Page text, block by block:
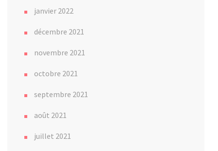
janvier 2022
décembre 2021
novembre 2021
octobre 2021
septembre 2021
août 2021
juillet 2021